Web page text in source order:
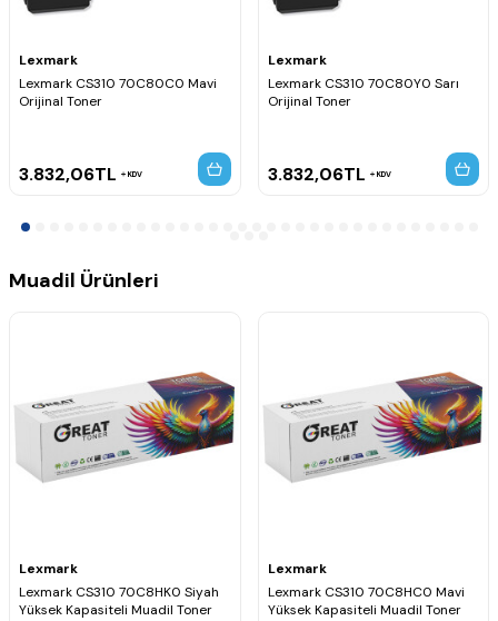
Lexmark
Lexmark CS310 70C80C0 Mavi
Orijinal Toner
3.832,06TL KDV
Lexmark
Lexmark CS310 70C80Y0 Sarı
Orijinal Toner
3.832,06TL KDV
Muadil Ürünleri
Lexmark
Lexmark CS310 70C8HK0 Siyah
Yüksek Kapasiteli Muadil Toner
Lexmark
Lexmark CS310 70C8HC0 Mavi
Yüksek Kapasiteli Muadil Toner